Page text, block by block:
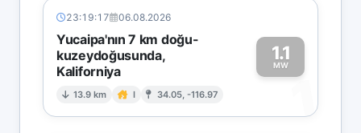
23:19:17 06.08.2026
Yucaipa'nın 7 km doğu-
kuzeydoğusunda,
Kaliforniya
13.9 km I 34.05, -116.97
1.1
MW
1